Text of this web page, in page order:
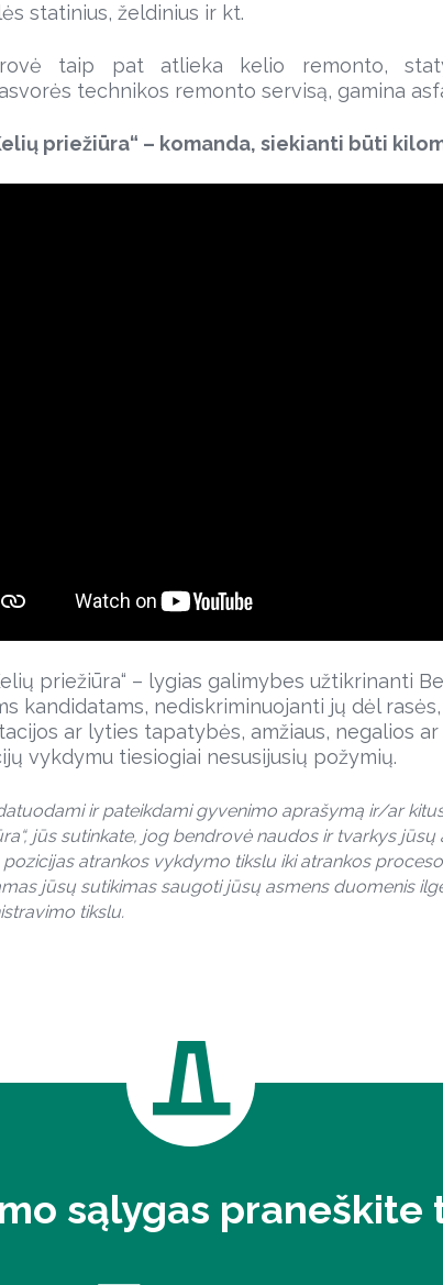
statinius, želdinius ir kt.
taip pat atlieka kelio remonto,
technikos remonto servisą, gamina
priežiūra“ – komanda, siekianti būti
priežiūra“ – lygias galimybes užtikrinanti
kandidatams, nediskriminuojanti jų dėl
ar lyties tapatybės, amžiaus, negalios
vykdymu tiesiogiai nesusijusių požymių.
ir pateikdami gyvenimo aprašymą ir/ar
jūs sutinkate, jog bendrovė naudos ir tvarkys
atrankos vykdymo tikslu iki atrankos
jūsų sutikimas saugoti jūsų asmens duomenis
tikslu.
sąlygas praneškite